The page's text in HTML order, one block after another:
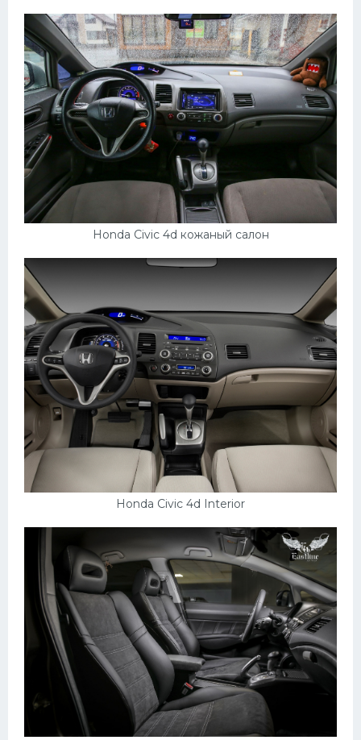
Honda Civic 4d кожаный салон
Honda Civic 4d Interior